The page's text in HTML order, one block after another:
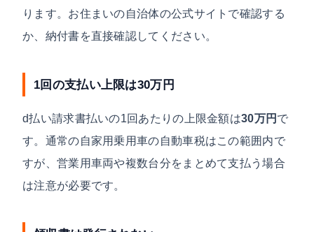
ります。お住まいの自治体の公式サイトで確認する
か、納付書を直接確認してください。
1回の支払い上限は30万円
d払い請求書払いの1回あたりの上限金額は30万円 で
す。通常の自家用乗用車の自動車税はこの範囲内で
すが、営業用車両や複数台分をまとめて支払う場合
は注意が必要です。